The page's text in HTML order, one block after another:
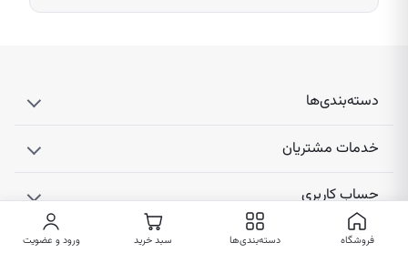
دسته‌بندی‌ها
خدمات مشتریان
حساب کاربری
ارتباط با ما
فروشگاه دسته‌بندی‌ها سبد خرید ورود و عضویت